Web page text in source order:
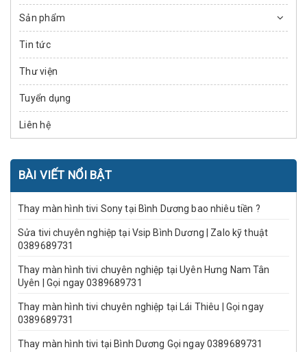
Sản phẩm
Tin tức
Thư viện
Tuyển dụng
Liên hệ
BÀI VIẾT NỔI BẬT
Thay màn hình tivi Sony tại Bình Dương bao nhiêu tiền ?
Sửa tivi chuyên nghiệp tại Vsip Bình Dương | Zalo kỹ thuật
0389689731
Thay màn hình tivi chuyên nghiệp tại Uyên Hưng Nam Tân
Uyên | Gọi ngay 0389689731
Thay màn hình tivi chuyên nghiệp tại Lái Thiêu | Gọi ngay
0389689731
Thay màn hình tivi tại Bình Dương Gọi ngay 0389689731